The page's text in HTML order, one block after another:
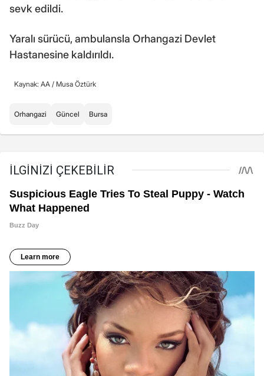
sevk edildi.
Yaralı sürücü, ambulansla Orhangazi Devlet
Hastanesine kaldırıldı.
Kaynak: AA / Musa Öztürk
Orhangazi Güncel Bursa